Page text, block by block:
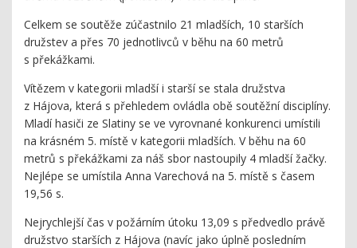
Celkem se soutěže zúčastnilo 21 mladších, 10 starších
družstev a přes 70 jednotlivců v běhu na 60 metrů
s překážkami.
Vítězem v kategorii mladší i starší se stala družstva
z Hájova, která s přehledem ovládla obě soutěžní disciplíny.
Mladí hasiči ze Slatiny se ve vyrovnané konkurenci umístili
na krásném 5. místě v kategorii mladších. V běhu na 60
metrů s překážkami za náš sbor nastoupily 4 mladší žačky.
Nejlépe se umístila Anna Varechová na 5. místě s časem
19,56 s.
Nejrychlejší čas v požárním útoku 13,09 s předvedlo právě
družstvo starších z Hájova (navíc jako úplně posledním